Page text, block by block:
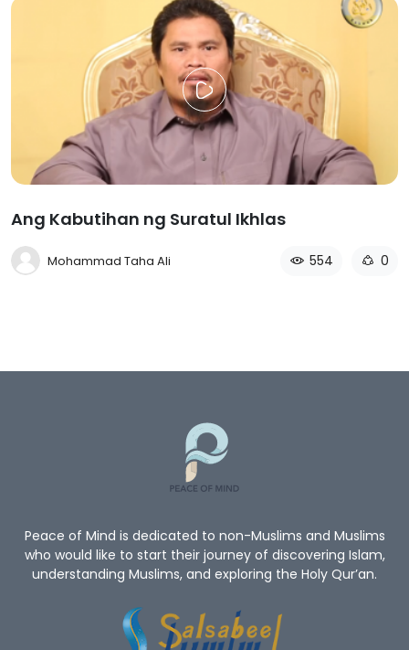
Ang Kabutihan ng Suratul Ikhlas
Mohammad Taha Ali 554 0
Peace of Mind is dedicated to non-Muslims and Muslims
who would like to start their journey of discovering Islam,
understanding Muslims, and exploring the Holy Qur’an.